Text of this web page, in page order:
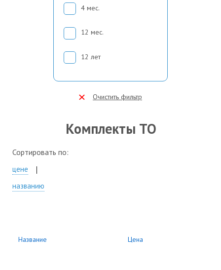
4 мес.
12 мес.
12 лет
Очистить фильтр
Комплекты ТО
Сортировать по:
цене
названию
Название Цена